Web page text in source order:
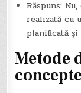
Răspuns:
realizată cu
planificată
Metode